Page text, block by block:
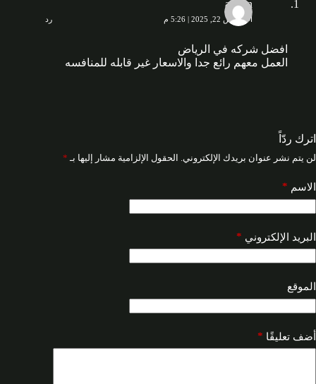
admin
أغسطس 22, 2025 | 5:26 م رد
افضل شركه في الرياض
العمل معهم رائع جدا والاسعار غير قابله للمنافسه
اترك ردّاً
لن يتم نشر عنوان بريدك الإلكتروني. الحقول الإلزامية مشار إليها بـ *
الاسم *
البريد الإلكتروني *
الموقع
أضف تعليقًا *